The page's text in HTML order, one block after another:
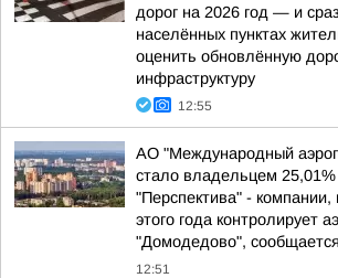
дорог на 2026 год — и
населённых пунктах
оценить обновлённую
инфраструктуру
12:55
АО "Международный
стало владельцем
"Перспектива" - компании,
этого года контролирует
"Домодедово",
12:51